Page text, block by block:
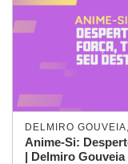
DELMIRO
Anime-Si:
| Delmiro Gouveia